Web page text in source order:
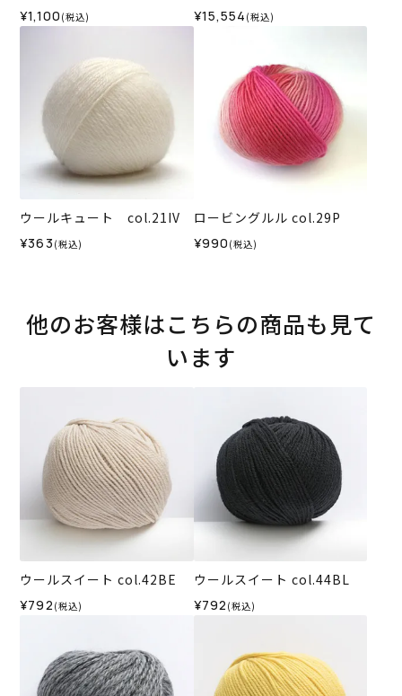
¥1,100 (税込) ¥15,554 (税込)
ウールキュート col.21IV
¥363 (税込)
ロービングルル col.29P
¥990 (税込)
他のお客様はこちらの商品も見て
います
ウールスイート col.42BE
¥792 (税込)
ウールスイート col.44BL
¥792 (税込)